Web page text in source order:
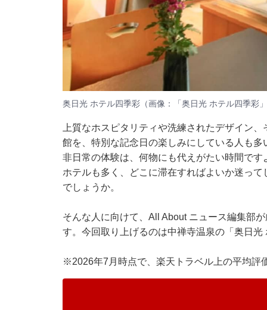
奥日光 ホテル四季彩（画像：「奥日光 ホテル四季彩
上質なホスピタリティや洗練されたデザイン
館を、特別な記念日の楽しみにしている人も
非日常の体験は、何物にも代えがたい時間で
ホテルも多く、どこに滞在すればよいか迷っ
でしょうか。
そんな人に向けて、All About ニュース編集部
す。今回取り上げるのは中禅寺温泉の「奥日光
※2026年7月時点で、楽天トラベル上の平均評